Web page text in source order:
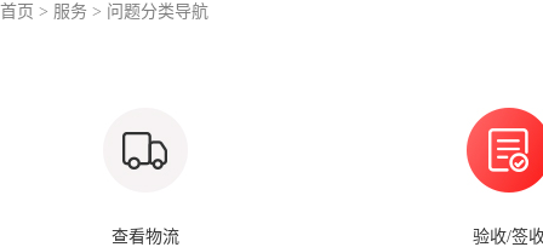
首页 > 服务 > 问题分类导航
查看物流 验收/签